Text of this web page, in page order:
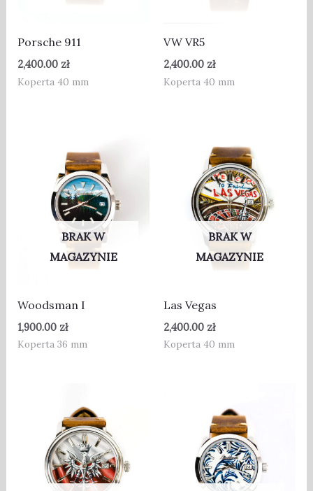
Porsche 911
2,400.00 zł
Koperta 40 mm
VW VR5
2,400.00 zł
Koperta 40 mm
BRAK W
MAGAZYNIE
Woodsman I
1,900.00 zł
Koperta 36 mm
BRAK W
MAGAZYNIE
Las Vegas
2,400.00 zł
Koperta 40 mm